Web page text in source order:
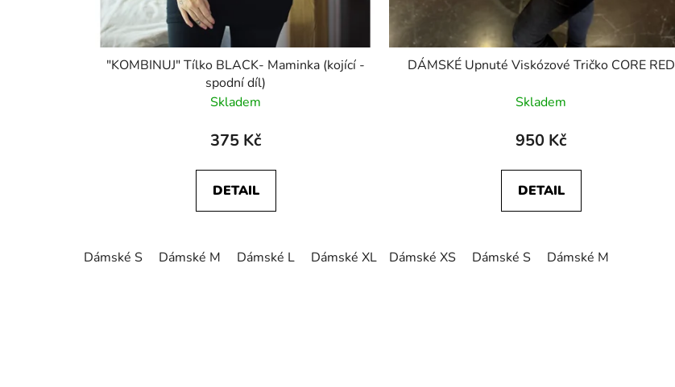
"KOMBINUJ" Tílko BLACK- Maminka (kojící -
spodní díl)
Skladem
375 Kč
DETAIL
Dámské S Dámské M Dámské L Dámské XL
DÁMSKÉ Upnuté Viskózové Tričko CORE RED
Skladem
950 Kč
DETAIL
Dámské XS Dámské S Dámské M